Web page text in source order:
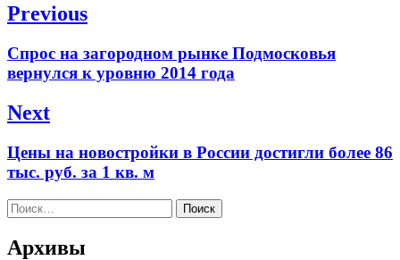
Навигация
записям
Previous
Previous
post:
Спрос на загородном рынке Подмосковья
вернулся к уровню 2014 года
Next
Next
post:
Цены на новостройки в России достигли более 86
тыс. руб. за 1 кв. м
Найти:
Архивы